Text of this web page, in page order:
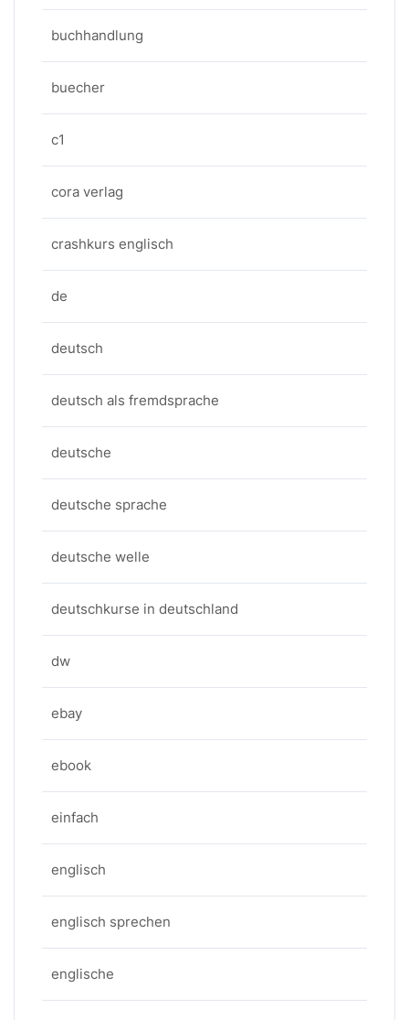
buchhandlung
buecher
c1
cora verlag
crashkurs englisch
de
deutsch
deutsch als fremdsprache
deutsche
deutsche sprache
deutsche welle
deutschkurse in deutschland
dw
ebay
ebook
einfach
englisch
englisch sprechen
englische